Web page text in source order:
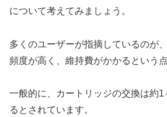
について考えてみましょう。
多くのユーザーが指摘しているのが
頻度が高く、維持費がかかるという点
一般的に、カートリッジの交換は約
るとされています。